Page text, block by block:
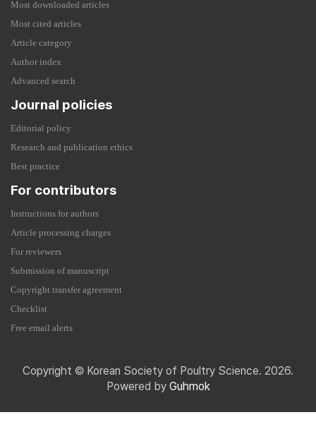
Most downloaded articles
Most cited articles
Article category
Author index
Advanced search
Journal policies
Editorial policy
Research and publication ethics
Best practice
For contributors
Instructions for authors
Article processing charges
For reviewers
Submission of manuscript
Copyright transfer agreement
Checklist
Free email alerts
Copyright © Korean Society of Poultry Science. 2026.
Powered by Guhmok